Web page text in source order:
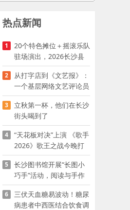
热点新闻
1
20个特色摊位＋摇滚乐队
驻场演出，2026长沙县
夜市嘉年华启幕
2
从打字店到《文艺报》：
一个基层网络文艺评论员
的突围
3
立秋第一杯，他们在长沙
街头喝到了
4
“天花板对决”上演 《歌手
2026》歌王之战今晚打
响
5
长沙图书馆开展“长图小
巧手”活动，阅读与手作
赋能少儿暑期成长
6
三伏天血糖易波动！糖尿
病患者中西医结合饮食调